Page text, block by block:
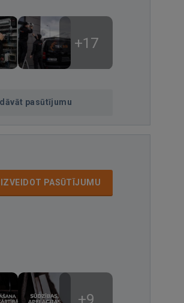
+17
pasūtījumu
IZVEIDOT PASŪTĪJUMU
+9